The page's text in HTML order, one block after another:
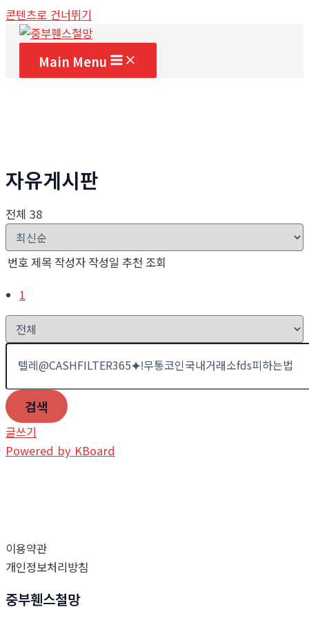
콘텐츠로 건너뛰기
Main Menu
자유게시판
전체 38
번호제목 작성자 작성일 추천 조회
1
검색
글쓰기
Powered by KBoard
이용약관
개인정보처리방침
중부휀스철망